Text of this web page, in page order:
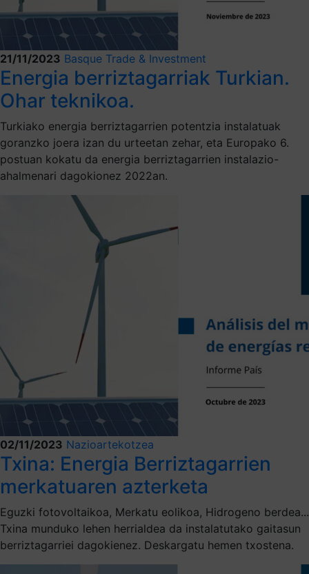
21/11/2023 Basque Trade & Investment
Energia berriztagarriak Turkian.
Ohar teknikoa.
Turkiako energia berriztagarrien potentzia instalatuak
goranzko joera izan du urteetan zehar, eta Europako 6.
postuan kokatu da energia berriztagarrien instalazio-
ahalmenari dagokionez 2022an.
02/11/2023 Nazioartekotzea
Txina: Energia Berriztagarrien
merkatuaren azterketa
Eguzki fotovoltaikoa, Merkatu eolikoa, Hidrogeno berdea...
Txina munduko lehen herrialdea da instalatutako gaitasun
berriztagarriei dagokienez. Deskargatu hemen txostena.